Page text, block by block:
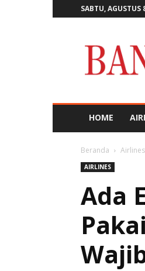
SABTU, AGUSTUS
Bandara
HOME
Beranda Airlines
AIRLINES
Ada